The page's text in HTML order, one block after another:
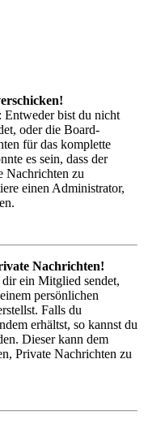
Entweder bist du nicht
oder die Board-
für das komplette
es sein, dass der
Nachrichten zu
einen Administrator,
Nachrichten!
ein Mitglied sendet,
persönlichen
Falls du
erhältst, so kannst du
Dieser kann dem
Private Nachrichten zu